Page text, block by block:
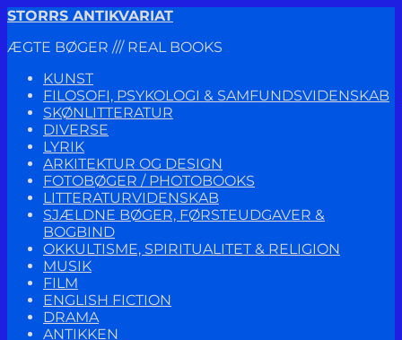
Spring
navigation
Spring
indhold
STORRS ANTIKVARIAT
ÆGTE BØGER /// REAL BOOKS
KUNST
FILOSOFI, PSYKOLOGI & SAMFUNDSVIDENSKAB
SKØNLITTERATUR
DIVERSE
LYRIK
ARKITEKTUR OG DESIGN
FOTOBØGER / PHOTOBOOKS
LITTERATURVIDENSKAB
SJÆLDNE BØGER, FØRSTEUDGAVER &
BOGBIND
OKKULTISME, SPIRITUALITET & RELIGION
MUSIK
FILM
ENGLISH FICTION
DRAMA
ANTIKKEN